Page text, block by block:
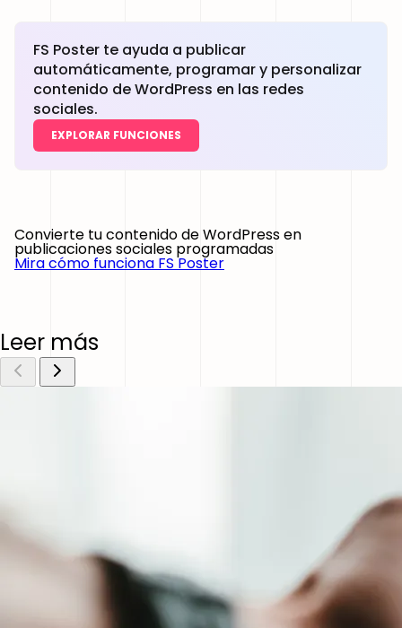
FS Poster te ayuda a publicar
automáticamente, programar y personalizar
contenido de WordPress en las redes
sociales.
EXPLORAR FUNCIONES
Convierte tu contenido de WordPress en
publicaciones sociales programadas
Mira cómo funciona FS Poster
Leer más